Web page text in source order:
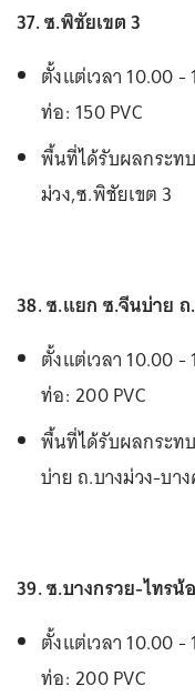
37. ซ.พิชัยเขต 3
ตั้งแต่เวลา 10.00
ท่อ: 150 PVC
พื้นที่ได้รับผลกระท
ม่วง,ซ.พิชัยเขต 3
38. ซ.แยก ซ.จีนบ่าย
ตั้งแต่เวลา 10.00
ท่อ: 200 PVC
พื้นที่ได้รับผลกระท
บ่าย ถ.บางม่วง-บา
39. ซ.บางกรวย-ไทรน้
ตั้งแต่เวลา 10.00
ท่อ: 200 PVC